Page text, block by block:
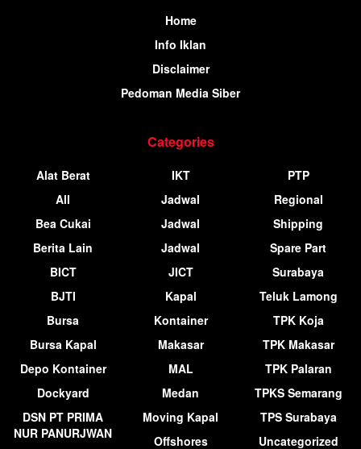
Home
Info Iklan
Disclaimer
Pedoman Media Siber
Categories
Alat Berat
All
Bea Cukai
Berita Lain
BICT
BJTI
Bursa
Bursa Kapal
Depo Kontainer
Dockyard
DSN PT PRIMA
NUR PANURJWAN
IKT
Jadwal
Jadwal
Jadwal
JICT
Kapal
Kontainer
Makasar
MAL
Medan
Moving Kapal
Offshores
PTP
Regional
Shipping
Spare Part
Surabaya
Teluk Lamong
TPK Koja
TPK Makasar
TPK Palaran
TPKS Semarang
TPS Surabaya
Uncategorized